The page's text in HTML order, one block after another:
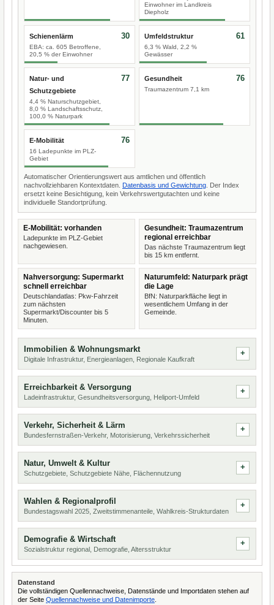
Einwohner im Landkreis
Diepholz
Schienenlärm
EBA: ca. 605 Betroffene,
20,5 % der Einwohner
30 Umfeldstruktur
6,3 % Wald, 2,2 %
Gewässer
61
Natur- und
Schutzgebiete
4,4 % Naturschutzgebiet,
8,0 % Landschaftsschutz,
100,0 % Naturpark
77 Gesundheit
Traumazentrum 7,1 km
76
E-Mobilität
16 Ladepunkte im PLZ-
Gebiet
76
Automatischer Orientierungswert aus amtlichen und öffentlich
nachvollziehbaren Kontextdaten. Datenbasis und Gewichtung . Der Index
ersetzt keine Besichtigung, kein Verkehrswertgutachten und keine
individuelle Standortprüfung.
E-Mobilität: vorhanden
Ladepunkte im PLZ-Gebiet
nachgewiesen.
Gesundheit: Traumazentrum
regional erreichbar
Das nächste Traumazentrum liegt
bis 15 km entfernt.
Nahversorgung: Supermarkt
schnell erreichbar
Deutschlandatlas: Pkw-Fahrzeit
zum nächsten
Supermarkt/Discounter bis 5
Minuten.
Naturumfeld: Naturpark prägt
die Lage
BfN: Naturparkfläche liegt in
wesentlichem Umfang in der
Gemeinde.
Immobilien & Wohnungsmarkt
Digitale Infrastruktur, Energieanlagen, Regionale Kaufkraft
Erreichbarkeit & Versorgung
Ladeinfrastruktur, Gesundheitsversorgung, Heliport-Umfeld
Verkehr, Sicherheit & Lärm
Bundesfernstraßen-Verkehr, Motorisierung, Verkehrssicherheit
Natur, Umwelt & Kultur
Schutzgebiete, Schutzgebiete Nähe, Flächennutzung
Wahlen & Regionalprofil
Bundestagswahl 2025, Zweitstimmenanteile, Wahlkreis-Strukturdaten
Demografie & Wirtschaft
Sozialstruktur regional, Demografie, Altersstruktur
Datenstand
Die vollständigen Quellennachweise, Datenstände und Importdaten stehen auf
der Seite Quellennachweise und Datenimporte